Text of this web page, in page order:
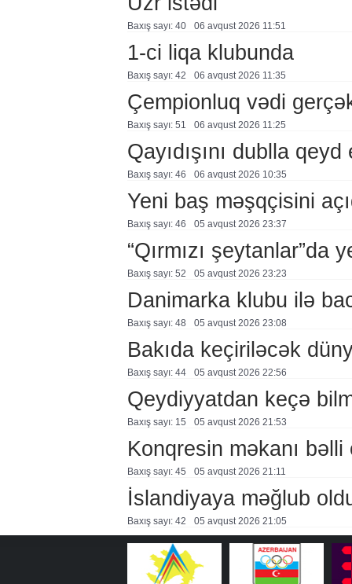
Baxış sayı: 40 06 avqust 2026 11:51
1-ci liqa klubunda
Baxış sayı: 42 06 avqust 2026 11:35
Çempionluq vədi
Baxış sayı: 51 06 avqust 2026 11:25
Qayıdışını dublla qeyd
Baxış sayı: 46 06 avqust 2026 10:35
Yeni baş məşqçisini
Baxış sayı: 46 05 avqust 2026 23:37
“Qırmızı şeytanlar”da
Baxış sayı: 52 05 avqust 2026 23:23
Danimarka klubu ilə
Baxış sayı: 48 05 avqust 2026 23:08
Bakıda keçiriləcək
Baxış sayı: 44 05 avqust 2026 22:56
Qeydiyyatdan keçə
Baxış sayı: 15 05 avqust 2026 21:53
Konqresin məkanı bəlli
Baxış sayı: 45 05 avqust 2026 21:11
İslandiyaya məğlub
Baxış sayı: 42 05 avqust 2026 21:05